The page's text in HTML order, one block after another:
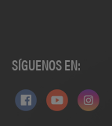
SÍGUENOS EN: